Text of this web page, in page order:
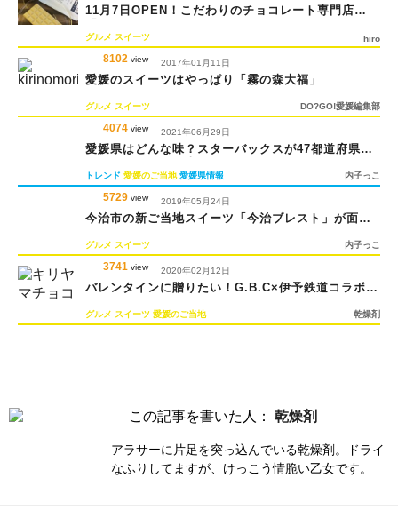
11月7日OPEN！こだわりのチョコレート専門店
グルメ スイーツ hiro
8102 view 2017年01月11日
愛媛のスイーツはやっぱり「霧の森大福」
グルメ スイーツ DO?GO!愛媛編集部
4074 view 2021年06月29日
愛媛県はどんな味？スターバックスが47都道府県の
トレンド 愛媛のご当地 愛媛県情報 内子っこ
5729 view 2019年05月24日
今治市の新ご当地スイーツ「今治ブレスト」が面白
グルメ スイーツ 内子っこ
3741 view 2020年02月12日
バレンタインに贈りたい！G.B.C×伊予鉄道コラボチ
グルメ スイーツ 愛媛のご当地 乾燥剤
この記事を書いた人： 乾燥剤
アラサーに片足を突っ込んでいる乾燥剤。ドライ
なふりしてますが、けっこう情脆い乙女です。